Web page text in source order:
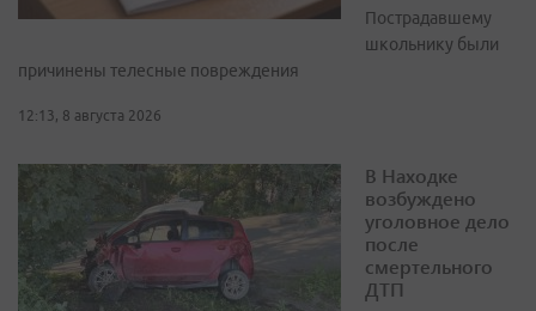
Пострадавшему
школьнику были
причинены телесные повреждения
12:13, 8 августа 2026
В Находке
возбуждено
уголовное дело
после
смертельного
ДТП